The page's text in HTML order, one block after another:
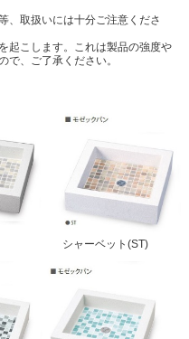
、取扱いには十分ご注意くださ
起こします。これは製品の強度や
で、ご了承ください。
シャーベット(ST)